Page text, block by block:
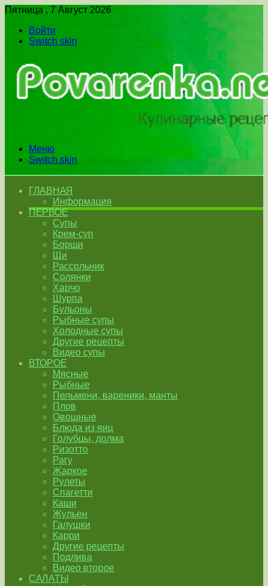
Пятница , 7 Август 2026
Войти
Switch skin
Меню
Switch skin
ГЛАВНАЯ
Информация
ПЕРВОЕ
Супы
Крем-суп
Борщи
Щи
Рассольник
Солянки
Харчо
Шурпа
Бульоны
Рыбные супы
Холодные супы
Другие рецепты
Видео супы
ВТОРОЕ
Мясные
Рыбные
Пельмени, вареники, манты
Плов
Овощные
Блюда из яиц
Голубцы, долма
Ризотто
Рагу
Жаркое
Рулеты
Спагетти
Каши
Жульен
Галушки
Карри
Другие рецепты
Подлива
Видео второе
САЛАТЫ